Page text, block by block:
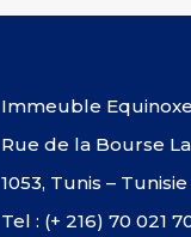
Immeuble
Rue de la Bourse
1053, Tunis – Tunisie
Tel : (+ 216) 70 021